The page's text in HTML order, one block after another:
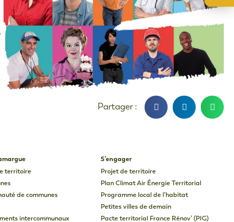
territoire
de communes
intercommunaux
S’engager
Projet de territoire
Plan Climat Air Énergie Territorial
Programme local de l’habitat
Petites villes de demain
Pacte territorial France Rénov’ (PIG)